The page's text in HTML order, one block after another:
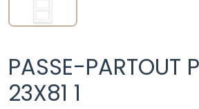
PASSE-PARTOUT
23X81 1